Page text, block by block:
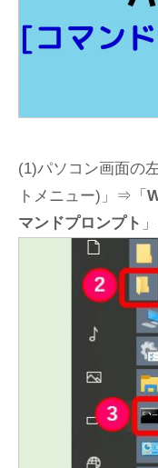
(1)パソコン画面の
トメニュー)」⇒「
マンドプロンプト